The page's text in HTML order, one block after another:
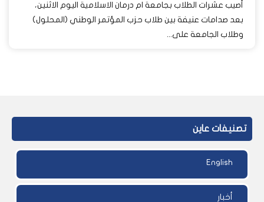
أصيب عشرات الطلاب بجامعة ام درمان الاسلامية اليوم الاثنين،
بعد صدامات عنيفة بين طلاب حزب المؤتمر الوطني (المحلول)
وطلاب الجامعة على...
تصنيفات عاين
English
أخبار